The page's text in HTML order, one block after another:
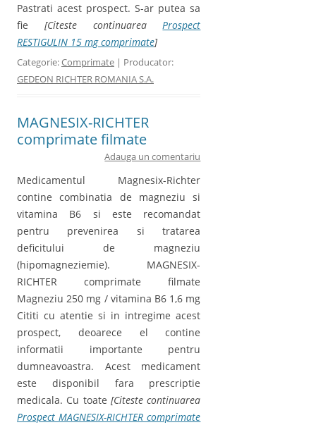
Pastrati acest prospect. S-ar putea sa
fie [Citeste continuarea Prospect
RESTIGULIN 15 mg comprimate]
Categorie:Comprimate | Producator:
GEDEON RICHTER ROMANIA S.A.
MAGNESIX-RICHTER
comprimate filmate
Adauga un comentariu
Medicamentul Magnesix-Richter
contine combinatia de magneziu si
vitamina B6 si este recomandat
pentru prevenirea si tratarea
deficitului de magneziu
(hipomagneziemie). MAGNESIX-
RICHTER comprimate filmate
Magneziu 250 mg / vitamina B6 1,6 mg
Cititi cu atentie si in intregime acest
prospect, deoarece el contine
informatii importante pentru
dumneavoastra. Acest medicament
este disponibil fara prescriptie
medicala. Cu toate[Citeste continuarea
Prospect MAGNESIX-RICHTER comprimate